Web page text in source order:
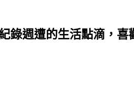
錄週遭的生活點滴，